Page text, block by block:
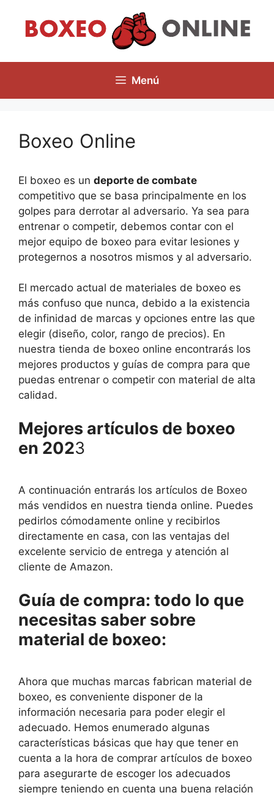
contenido
Menú
Boxeo Online
El boxeo es un deporte de combate
competitivo que se basa principalmente en los
golpes para derrotar al adversario. Ya sea para
entrenar o competir, debemos contar con el
mejor equipo de boxeo para evitar lesiones y
protegernos a nosotros mismos y al adversario.
El mercado actual de materiales de boxeo es
más confuso que nunca, debido a la existencia
de infinidad de marcas y opciones entre las que
elegir (diseño, color, rango de precios). En
nuestra tienda de boxeo online encontrarás los
mejores productos y guías de compra para que
puedas entrenar o competir con material de alta
calidad.
Mejores artículos de boxeo
en 2023
A continuación entrarás los artículos de Boxeo
más vendidos en nuestra tienda online. Puedes
pedirlos cómodamente online y recibirlos
directamente en casa, con las ventajas del
excelente servicio de entrega y atención al
cliente de Amazon.
Guía de compra: todo lo que
necesitas saber sobre
material de boxeo:
Ahora que muchas marcas fabrican material de
boxeo, es conveniente disponer de la
información necesaria para poder elegir el
adecuado. Hemos enumerado algunas
características básicas que hay que tener en
cuenta a la hora de comprar artículos de boxeo
para asegurarte de escoger los adecuados
siempre teniendo en cuenta una buena relación